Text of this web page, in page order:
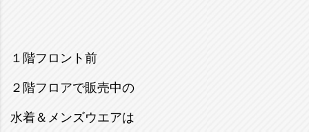
１階フロント前
２階フロアで販売中の
水着＆メンズウエアは